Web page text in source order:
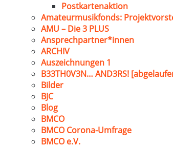
Postkartenaktion
Amateurmusikfonds:
AMU – Die 3 PLUS
Ansprechpartner*innen
ARCHIV
Auszeichnungen 1
B33TH0V3N… AND3RS!
Bilder
BJC
Blog
BMCO
BMCO Corona-Umfrage
BMCO e.V.